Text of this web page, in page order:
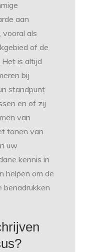
aan
vooral als
of de
is altijd
bij
standpunt
en of zij
van
tonen van
uw
kennis in
helpen om de
benadrukken